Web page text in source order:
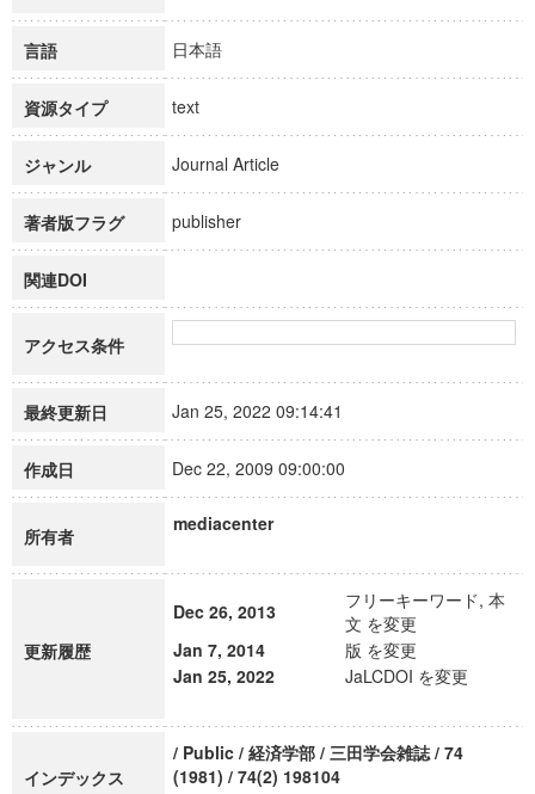
言語 日本語
資源タイプ text
ジャンル Journal Article
著者版フラグ publisher
関連DOI
アクセス条件
最終更新日 Jan 25, 2022 09:14:41
作成日 Dec 22, 2009 09:00:00
所有者
mediacenter
更新履歴
Dec 26, 2013
フリーキーワード, 本
文 を変更
Jan 7, 2014
版 を変更
Jan 25, 2022
JaLCDOI を変更
インデックス
/ Public / 経済学部 / 三田学会雑誌 / 74
(1981) / 74(2) 198104